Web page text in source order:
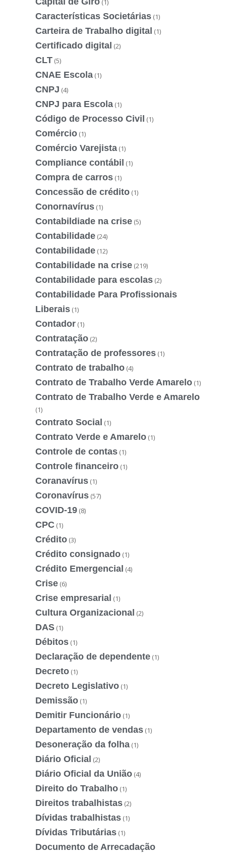
(1)
Características Societárias (1)
Carteira de Trabalho digital (1)
Certificado digital (2)
CLT (5)
CNAE Escola (1)
CNPJ (4)
CNPJ para Escola (1)
Código de Processo Civil (1)
Comércio (1)
Comércio Varejista (1)
Compliance contábil (1)
Compra de carros (1)
Concessão de crédito (1)
Conornavírus (1)
Contabildiade na crise (5)
Contabilidade (24)
Contabilidade (12)
Contabilidade na crise (219)
Contabilidade para escolas (2)
Contabilidade Para Profissionais
Liberais (1)
Contador (1)
Contratação (2)
Contratação de professores (1)
Contrato de trabalho (4)
Contrato de Trabalho Verde Amarelo (1)
Contrato de Trabalho Verde e Amarelo
(1)
Contrato Social (1)
Contrato Verde e Amarelo (1)
Controle de contas (1)
Controle financeiro (1)
Coranavírus (1)
Coronavírus (57)
COVID-19 (8)
CPC (1)
Crédito (3)
Crédito consignado (1)
Crédito Emergencial (4)
Crise (6)
Crise empresarial (1)
Cultura Organizacional (2)
DAS (1)
Débitos (1)
Declaração de dependente (1)
Decreto (1)
Decreto Legislativo (1)
Demissão (1)
Demitir Funcionário (1)
Departamento de vendas (1)
Desoneração da folha (1)
Diário Oficial (2)
Diário Oficial da União (4)
Direito do Trabalho (1)
Direitos trabalhistas (2)
Dívidas trabalhistas (1)
Dívidas Tributárias (1)
Documento de Arrecadação